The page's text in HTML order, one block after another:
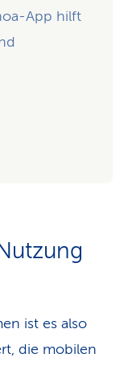
App hilft
ist es also
die mobilen